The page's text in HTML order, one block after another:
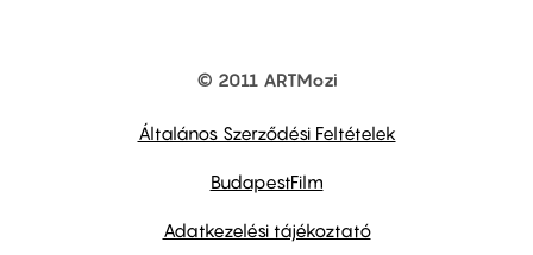
© 2011 ARTMozi
Általános Szerződési Feltételek
BudapestFilm
Adatkezelési tájékoztató